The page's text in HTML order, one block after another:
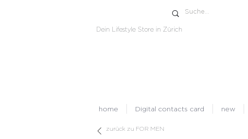
Dein Lifestyle Store in Zürich
home Digital contacts card new
zurück zu FOR MEN